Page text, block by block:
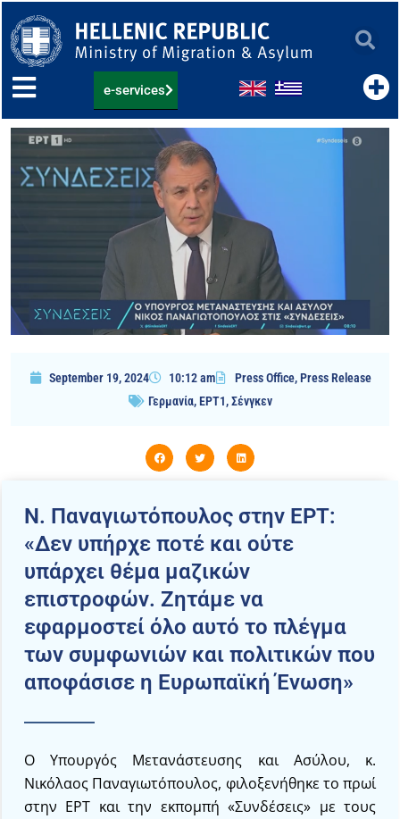
to
content
e-services
September 19, 2024 10:12 am Press Office,Press Release
Γερμανία,ΕΡΤ1,Σένγκεν
Ν. Παναγιωτόπουλος στην ΕΡΤ:
«Δεν υπήρχε ποτέ και ούτε
υπάρχει θέμα μαζικών
επιστροφών. Ζητάμε να
εφαρμοστεί όλο αυτό το πλέγμα
των συμφωνιών και πολιτικών που
αποφάσισε η Ευρωπαϊκή Ένωση»
Ο Υπουργός Μετανάστευσης και Ασύλου, κ.
Νικόλαος Παναγιωτόπουλος, φιλοξενήθηκε το πρωί
στην ΕΡΤ και την εκπομπή «Συνδέσεις» με τους